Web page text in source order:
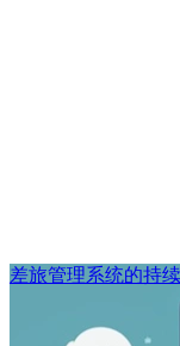
差旅管理系统的持